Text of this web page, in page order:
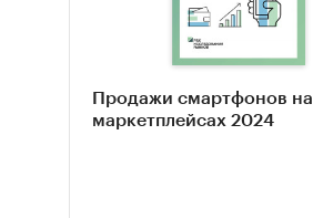
Продажи смартфонов на
маркетплейсах 2024